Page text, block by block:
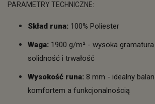
PARAMETRY TECHNICZNE:
Skład runa: 100% Poliester
Waga: 1900 g/m² - wysoka
solidność i trwałość
Wysokość runa: 8 mm - idealny
komfortem a funkcjonalnością